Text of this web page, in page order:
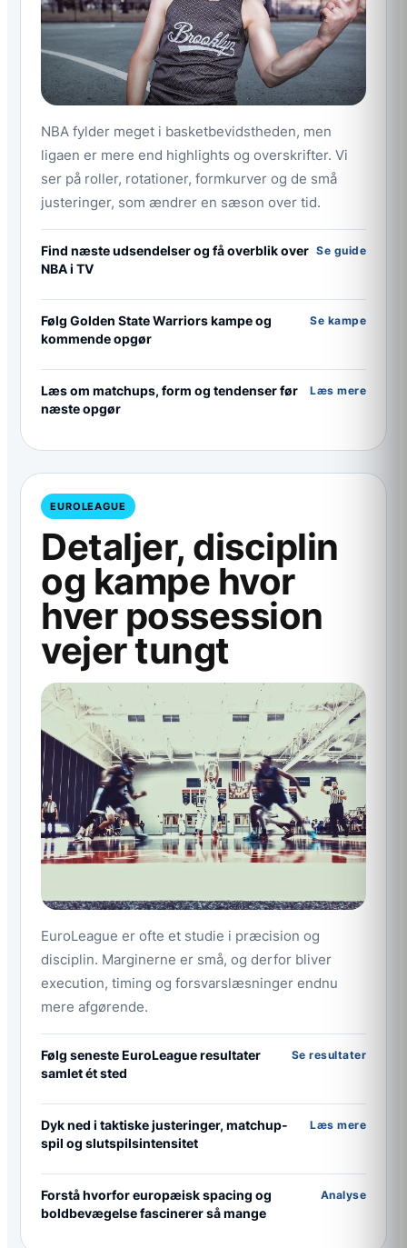
NBA fylder meget i basketbevidstheden, men
ligaen er mere end highlights og overskrifter. Vi
ser på roller, rotationer, formkurver og de små
justeringer, som ændrer en sæson over tid.
Find næste udsendelser og få overblik over
NBA i TV
Se guide
Følg Golden State Warriors kampe og
kommende opgør
Se kampe
Læs om matchups, form og tendenser før
næste opgør
Læs mere
EUROLEAGUE
Detaljer, disciplin
og kampe hvor
hver possession
vejer tungt
EuroLeague er ofte et studie i præcision og
disciplin. Marginerne er små, og derfor bliver
execution, timing og forsvarslæsninger endnu
mere afgørende.
Følg seneste EuroLeague resultater
samlet ét sted
Se resultater
Dyk ned i taktiske justeringer, matchup-
spil og slutspilsintensitet
Læs mere
Forstå hvorfor europæisk spacing og
boldbevægelse fascinerer så mange
Analyse